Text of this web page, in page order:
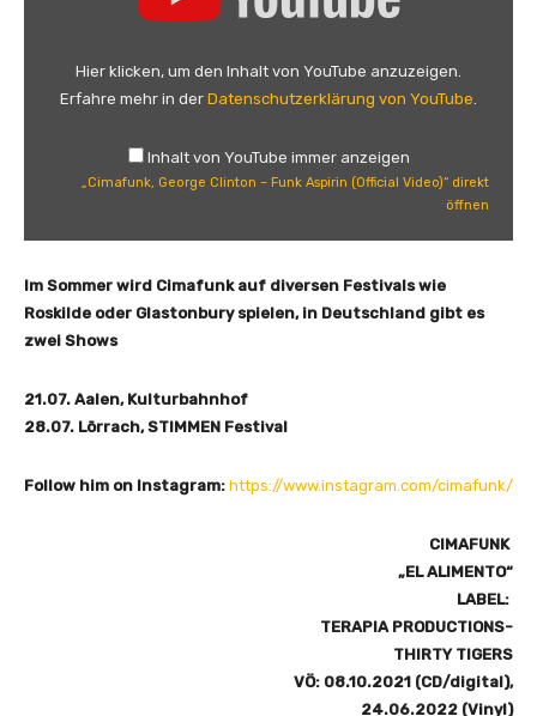
o
r
g
C
l
n
Hier klicken, um den Inhalt von YouTube anzuzeigen.
Erfahre mehr in der Datenschutzerklärung von YouTube
Inhalt von YouTube immer anzeigen
„Cimafunk, George Clinton – Funk Aspirin (Official Video)“ direkt
öffnen
Im Sommer wird Cimafunk auf diversen Festivals wie
Roskilde oder Glastonbury spielen, in Deutschland gibt es
zwei Shows
21.07. Aalen, Kulturbahnhof
28.07. Lörrach, STIMMEN Festival
Follow him on Instagram: https://www.instagram.com/cimafunk/
CIMAFUNK
„EL ALIMENTO“
LABEL:
TERAPIA PRODUCTIONS-
THIRTY TIGERS
VÖ: 08.10.2021 (CD/digital),
24.06.2022 (Vinyl)